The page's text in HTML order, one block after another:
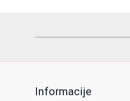
Informacije